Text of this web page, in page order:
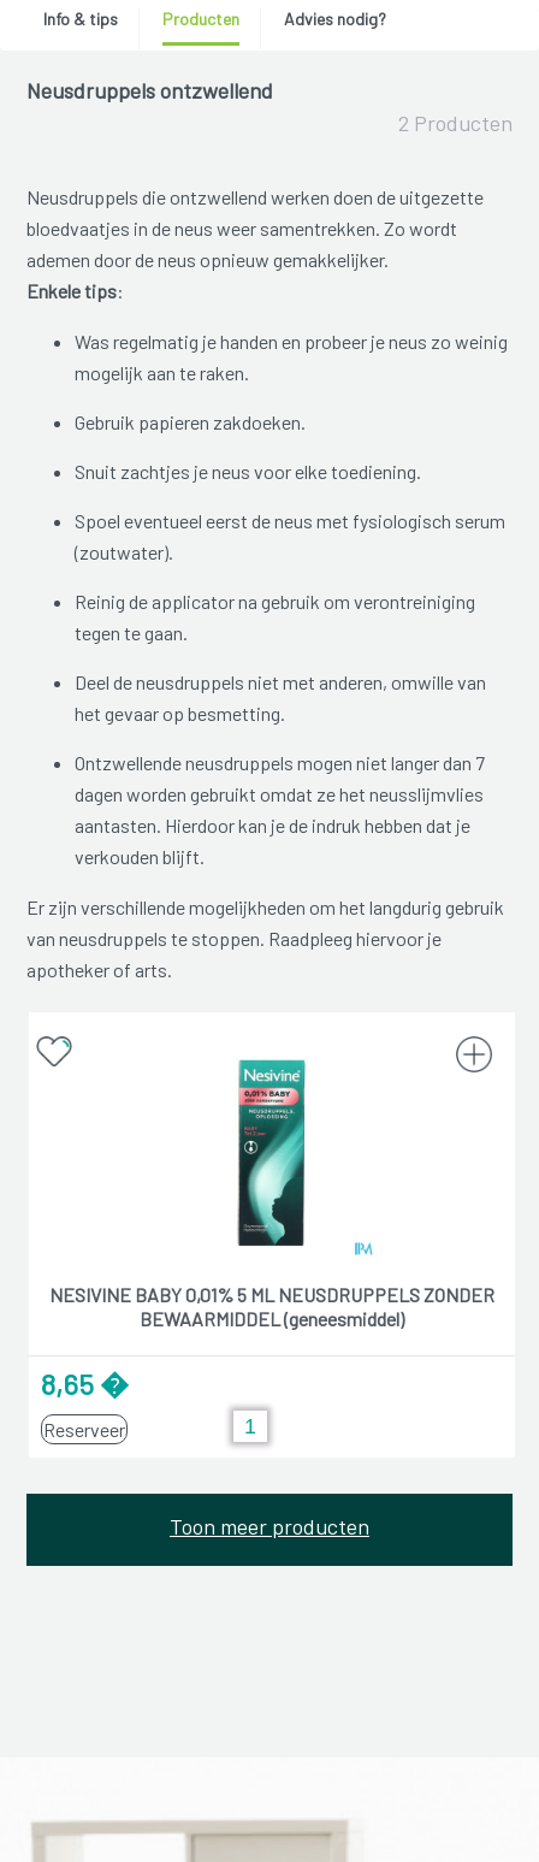
Info & tips Producten Advies nodig?
Neusdruppels ontzwellend
2 Producten
Neusdruppels die ontzwellend werken doen de uitgezette
bloedvaatjes in de neus weer samentrekken. Zo wordt
ademen door de neus opnieuw gemakkelijker.
Enkele tips:
Was regelmatig je handen en probeer je neus zo weinig
mogelijk aan te raken.
Gebruik papieren zakdoeken.
Snuit zachtjes je neus voor elke toediening.
Spoel eventueel eerst de neus met fysiologisch serum
(zoutwater).
Reinig de applicator na gebruik om verontreiniging
tegen te gaan.
Deel de neusdruppels niet met anderen, omwille van
het gevaar op besmetting.
Ontzwellende neusdruppels mogen niet langer dan 7
dagen worden gebruikt omdat ze het neusslijmvlies
aantasten. Hierdoor kan je de indruk hebben dat je
verkouden blijft.
Er zijn verschillende mogelijkheden om het langdurig gebruik
van neusdruppels te stoppen. Raadpleeg hiervoor je
apotheker of arts.
NESIVINE BABY 0,01% 5 ML NEUSDRUPPELS ZONDER
BEWAARMIDDEL (geneesmiddel)
8,65 �
Reserveer
Toon meer producten